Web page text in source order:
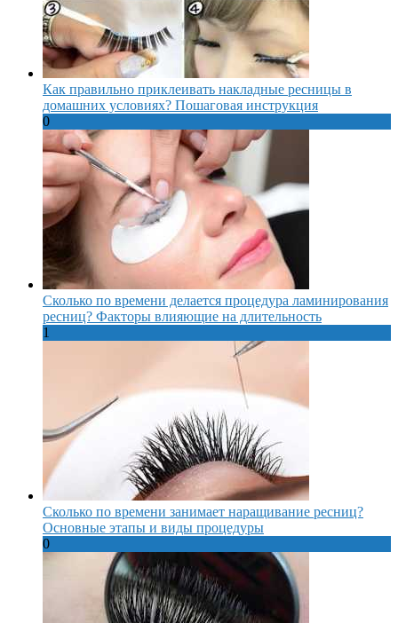
Как правильно приклеивать накладные ресницы в
домашних условиях? Пошаговая инструкция
0
Сколько по времени делается процедура ламинирования
ресниц? Факторы влияющие на длительность
1
Сколько по времени занимает наращивание ресниц?
Основные этапы и виды процедуры
0